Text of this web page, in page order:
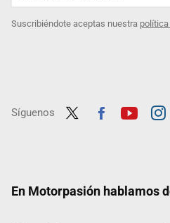
Suscribiéndote aceptas nuestra política
Síguenos
En Motorpasión hablamos